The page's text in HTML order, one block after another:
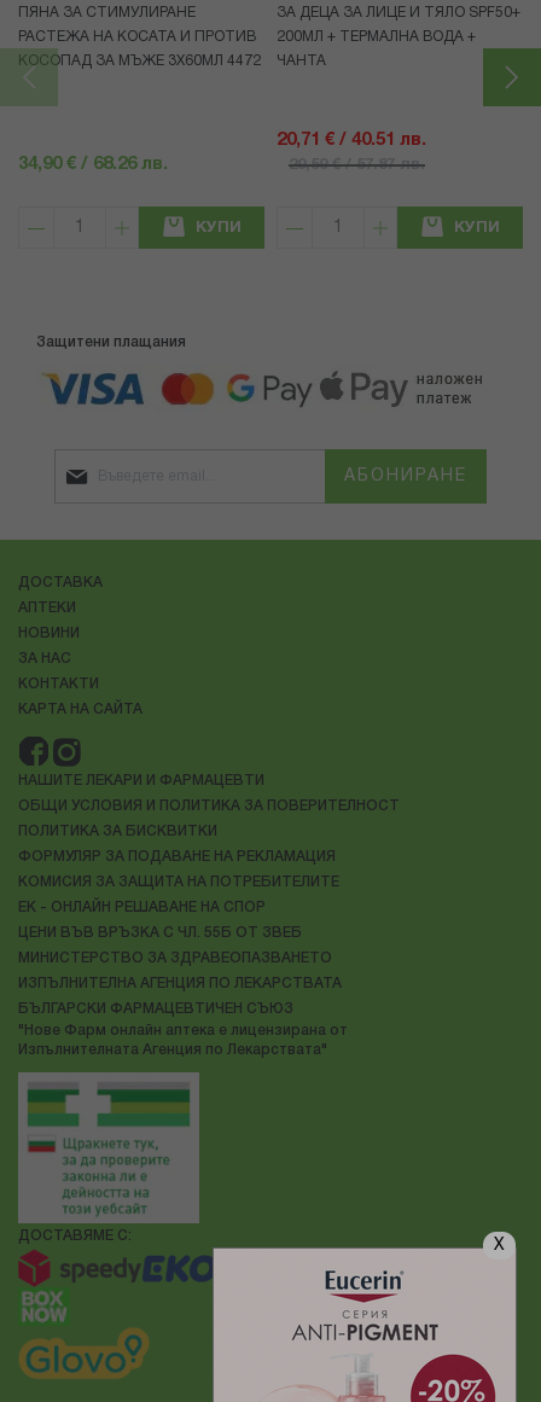
X
ПЯНА ЗА СТИМУЛИРАНЕ
РАСТЕЖА НА КОСАТА И ПРОТИВ
КОСОПАД ЗА МЪЖЕ 3X60МЛ 4472
34,90 € / 68.26 лв.
КУПИ
ЗА ДЕЦА ЗА ЛИЦЕ И ТЯЛО SPF50+
200МЛ + ТЕРМАЛНА ВОДА +
ЧАНТА
20,71 € / 40.51 лв.
29,59 € / 57.87 лв.
КУПИ
Защитени плащания
АБОНИРАНЕ
ДОСТАВКА
АПТЕКИ
НОВИНИ
ЗА НАС
КОНТАКТИ
КАРТА НА САЙТА
НАШИТЕ ЛЕКАРИ И ФАРМАЦЕВТИ
ОБЩИ УСЛОВИЯ И ПОЛИТИКА ЗА ПОВЕРИТЕЛНОСТ
ПОЛИТИКА ЗА БИСКВИТКИ
ФОРМУЛЯР ЗА ПОДАВАНЕ НА РЕКЛАМАЦИЯ
КОМИСИЯ ЗА ЗАЩИТА НА ПОТРЕБИТЕЛИТЕ
ЕК - ОНЛАЙН РЕШАВАНЕ НА СПОР
ЦЕНИ ВЪВ ВРЪЗКА С ЧЛ. 55Б ОТ ЗВЕБ
МИНИСТЕРСТВО ЗА ЗДРАВЕОПАЗВАНЕТО
ИЗПЪЛНИТЕЛНА АГЕНЦИЯ ПО ЛЕКАРСТВАТА
БЪЛГАРСКИ ФАРМАЦЕВТИЧЕН СЪЮЗ
"Нове Фарм онлайн аптека е лицензирана от
Изпълнителната Агенция по Лекарствата"
ДОСТАВЯМЕ С: